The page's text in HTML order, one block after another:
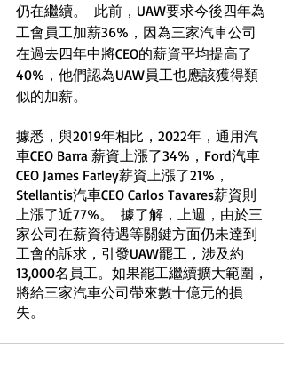
仍在繼續。  此前，UAW要求今後四年為
工會員工加薪36%，因為三家汽車公司
在過去四年中將CEO的薪資平均提高了
40%，他們認為UAW員工也應該獲得類
似的加薪。
據悉，與2019年相比，2022年，通用汽
車CEO Barra 薪資上漲了34%，Ford汽車
CEO James Farley薪資上漲了21%，
Stellantis汽車CEO Carlos Tavares薪資則
上漲了近77%。  據了解，上週，由於三
家公司在薪資待遇等關鍵方面仍未達到
工會的訴求，引發UAW罷工，涉及約
13,000名員工。如果罷工繼續擴大範圍，
將給三家汽車公司帶來數十億元的損
失。